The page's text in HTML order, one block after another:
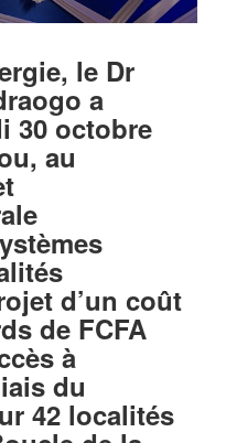
le Dr
a
30 octobre
au
d’un coût
de FCFA
à
du
42 localités